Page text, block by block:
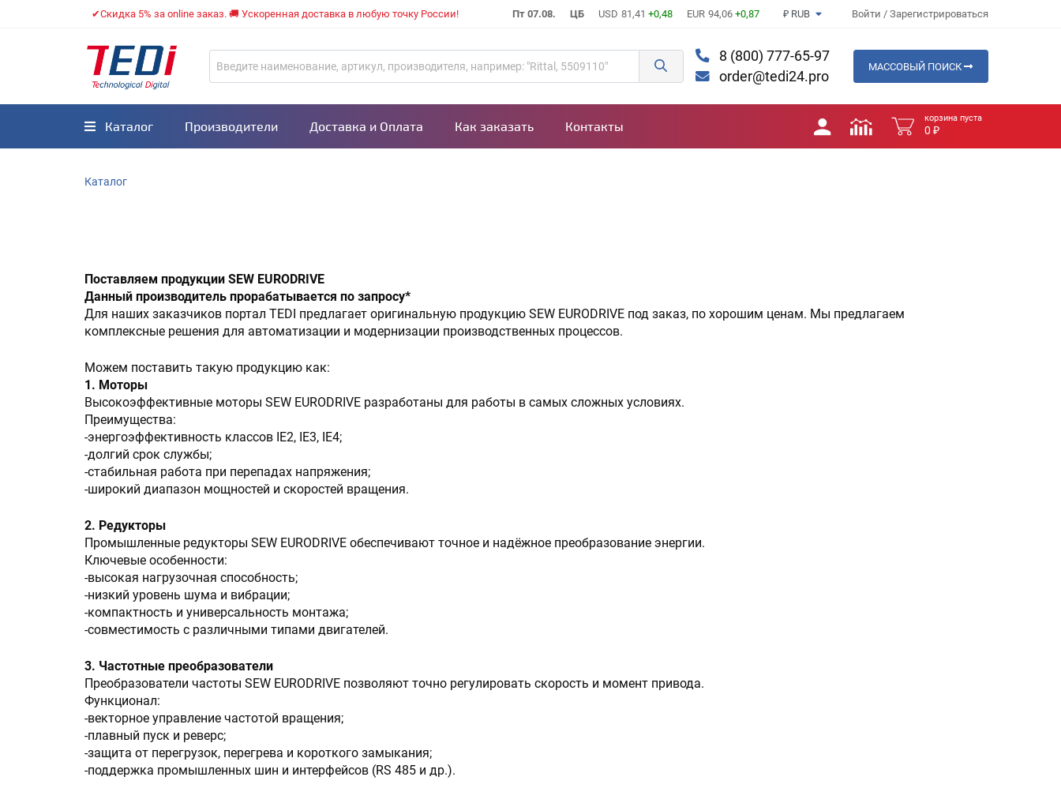
✔Скидка 5% за online заказ. 🚚 Ускоренная доставка в любую точку России! Пт 07.08. ЦБ USD 81,41 +0,48 EUR 94,06 +0,87 ₽ RUB Войти / Зарегистрироваться
8 (800) 777-65-97
order@tedi24.pro
МАССОВЫЙ ПОИСК
Каталог Производители Доставка и Оплата Как заказать Контакты
корзина пуста
0 ₽
Каталог
Поставляем продукции SEW EURODRIVE
Данный производитель прорабатывается по запросу*
Для наших заказчиков портал TEDI предлагает оригинальную продукцию SEW EURODRIVE под заказ, по хорошим ценам. Мы предлагаем
комплексные решения для автоматизации и модернизации производственных процессов.
Можем поставить такую продукцию как:
1. Моторы
Высокоэффективные моторы SEW EURODRIVE разработаны для работы в самых сложных условиях.
Преимущества:
-энергоэффективность классов IE2, IE3, IE4;
-долгий срок службы;
-стабильная работа при перепадах напряжения;
-широкий диапазон мощностей и скоростей вращения.
2. Редукторы
Промышленные редукторы SEW EURODRIVE обеспечивают точное и надёжное преобразование энергии.
Ключевые особенности:
-высокая нагрузочная способность;
-низкий уровень шума и вибрации;
-компактность и универсальность монтажа;
-совместимость с различными типами двигателей.
3. Частотные преобразователи
Преобразователи частоты SEW EURODRIVE позволяют точно регулировать скорость и момент привода.
Функционал:
-векторное управление частотой вращения;
-плавный пуск и реверс;
-защита от перегрузок, перегрева и короткого замыкания;
-поддержка промышленных шин и интерфейсов (RS 485 и др.).